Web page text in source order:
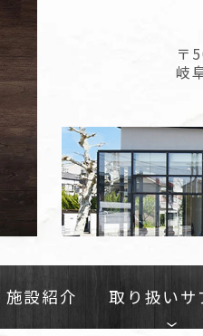
〒
岐
施設紹介 取り扱いサ